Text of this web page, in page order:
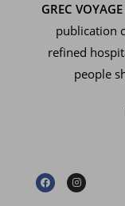
GREC VOYAGE
publication
refined
people